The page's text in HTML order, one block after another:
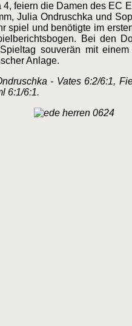
feiern die Damen des EC
Julia Ondruschka und
spiel und benötigte im
Bei den
souverän mit
Anlage.
- Vates 6:2/6:1,
6:1/6:1.